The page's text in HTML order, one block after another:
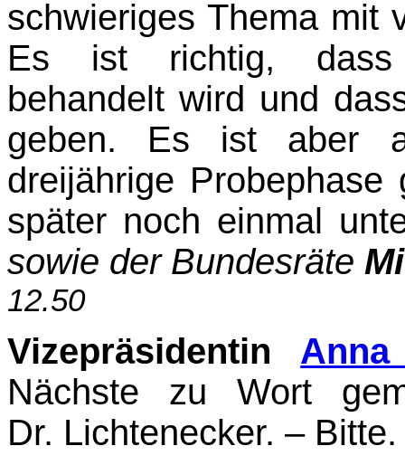
schwieriges Thema mit
Es ist richtig, dass
behandelt wird und
geben. Es ist aber
dreijährige
später noch einmal
sowie der Bundesräte
12.50
Vizepräsidentin
Nächste zu Wort
Dr. Lichtenecker. – Bitte.